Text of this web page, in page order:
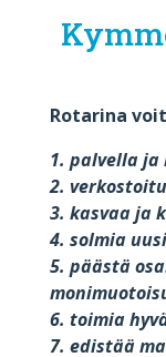
Rotarina voit
1. palvella
2.
3. kasvaa ja
4. solmia
5. päästä
6. toimia
7. edistää